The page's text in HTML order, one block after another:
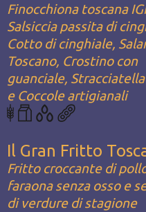
Finocchiona toscana
Salsiccia passita di
Cotto di cinghiale,
Toscano, Crostino con
guanciale,
e Coccole artigianali
Il Gran Fritto
Fritto croccante di
faraona senza osso e
di verdure di stagione